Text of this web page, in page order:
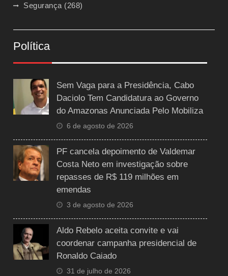
Segurança (268)
Política
Sem Vaga para a Presidência, Cabo
Daciolo Tem Candidatura ao Governo
do Amazonas Anunciada Pelo Mobiliza
6 de agosto de 2026
PF cancela depoimento de Valdemar
Costa Neto em investigação sobre
repasses de R$ 119 milhões em
emendas
3 de agosto de 2026
Aldo Rebelo aceita convite e vai
coordenar campanha presidencial de
Ronaldo Caiado
31 de julho de 2026